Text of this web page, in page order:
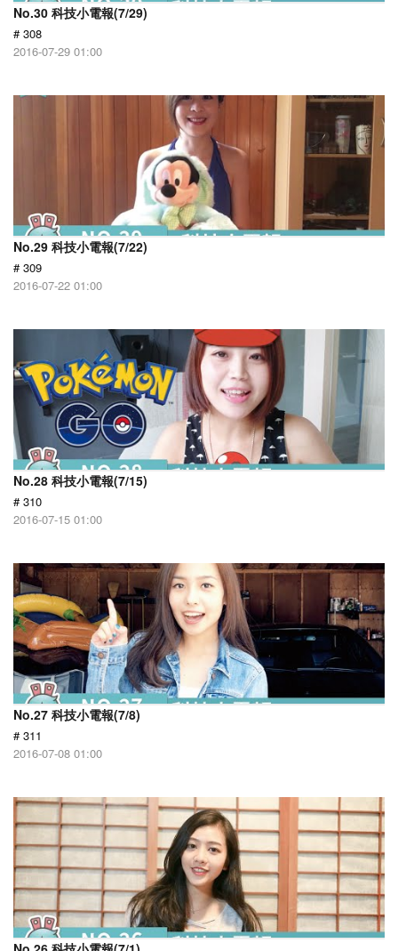
No.30 科技小電報(7/29)
# 308
2016-07-29 01:00
No.29 科技小電報(7/22)
# 309
2016-07-22 01:00
No.28 科技小電報(7/15)
# 310
2016-07-15 01:00
No.27 科技小電報(7/8)
# 311
2016-07-08 01:00